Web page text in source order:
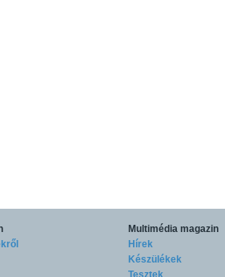
Multimédia magazin
Hírek
Készülékek
Tesztek